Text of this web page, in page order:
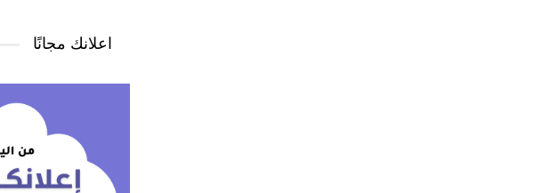
اعلانك مجانًا